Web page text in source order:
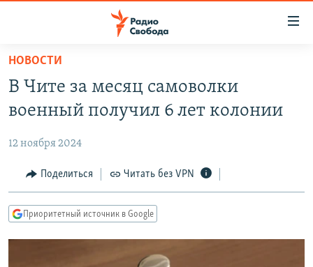
упрощенного
доступа
основному
Вернутся
главной
навигации
Вернутся
АВТОРСКИЕ ПРОЕКТЫ
ЦИТАТЫ СВОБОДЫ
МНЕНИЯ
IDEL.РЕАЛИИ
НОВОСТИ
В Чите за месяц самоволки
военный получил 6 лет колонии
12 ноября 2024
Поделиться Читать без VPN
Приоритетный источник в Google